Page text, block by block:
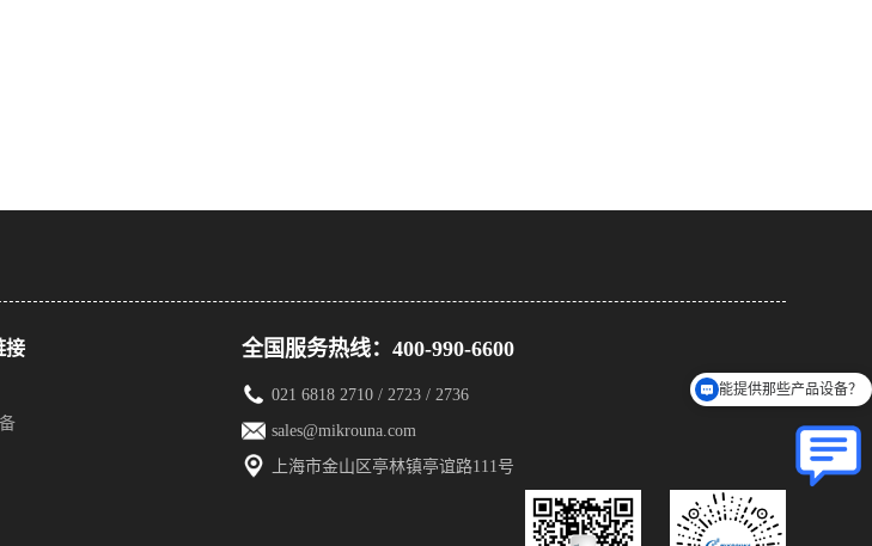
接 全国服务热线：400-990-6600
021 6818 2710 / 2723 / 2736
sales@mikrouna.com
上海市金山区亭林镇亭谊路111号
能提供那些产品设备？